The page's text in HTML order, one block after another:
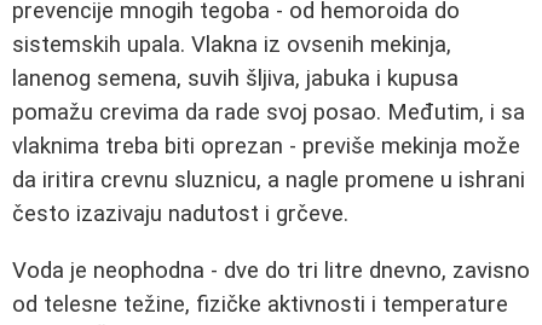
prevencije mnogih tegoba - od hemoroida do
sistemskih upala. Vlakna iz ovsenih mekinja,
lanenog semena, suvih šljiva, jabuka i kupusa
pomažu crevima da rade svoj posao. Međutim, i sa
vlaknima treba biti oprezan - previše mekinja može
da iritira crevnu sluznicu, a nagle promene u ishrani
često izazivaju nadutost i grčeve.
Voda je neophodna - dve do tri litre dnevno, zavisno
od telesne težine, fizičke aktivnosti i temperature